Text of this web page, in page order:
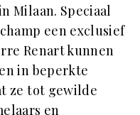
Milaan. Speciaal
een exclusief
Renart kunnen
in beperkte
ze tot gewilde
en